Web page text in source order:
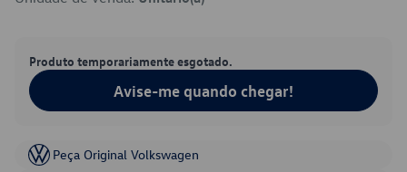
Produto temporariamente esgotado.
Avise-me quando chegar!
Peça Original Volkswagen